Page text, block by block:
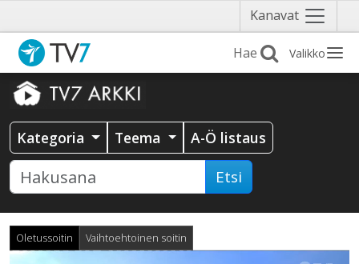
Kanavat Näytä
valikko
Valikko
Kategoria Teema A-Ö listaus
Etsi
Oletussoitin Vaihtoehtoinen soitin